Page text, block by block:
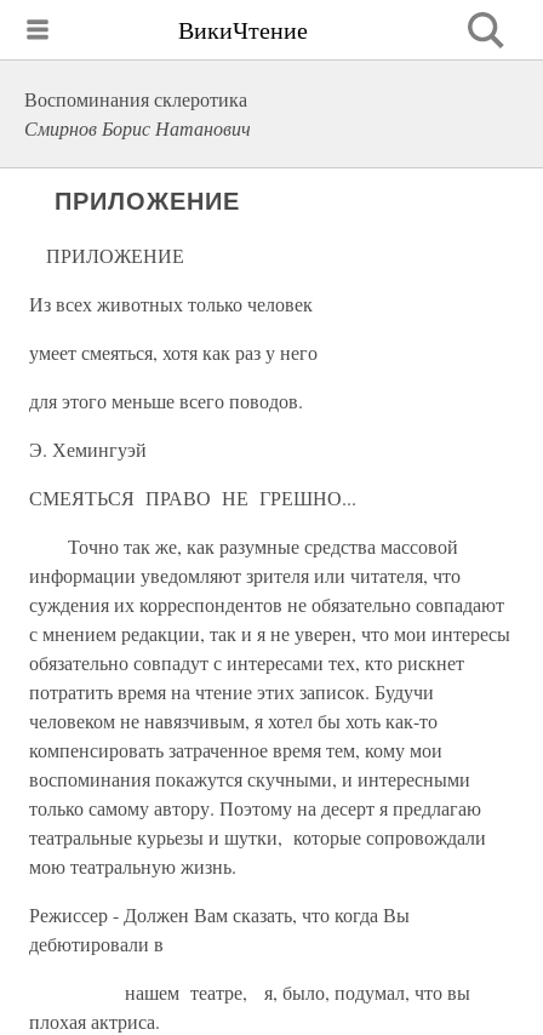
ВикиЧтение
Воспоминания склеротика
Смирнов Борис Натанович
ПРИЛОЖЕНИЕ
ПРИЛОЖЕНИЕ
Из всех животных только человек
умеет смеяться, хотя как раз у него
для этого меньше всего поводов.
Э. Хемингуэй
СМЕЯТЬСЯ ПРАВО НЕ ГРЕШНО...
Точно так же, как разумные средства массовой
информации уведомляют зрителя или читателя, что
суждения их корреспондентов не обязательно совпадают
с мнением редакции, так и я не уверен, что мои интересы
обязательно совпадут с интересами тех, кто рискнет
потратить время на чтение этих записок. Будучи
человеком не навязчивым, я хотел бы хоть как-то
компенсировать затраченное время тем, кому мои
воспоминания покажутся скучными, и интересными
только самому автору. Поэтому на десерт я предлагаю
театральные курьезы и шутки, которые сопровождали
мою театральную жизнь.
Режиссер - Должен Вам сказать, что когда Вы
дебютировали в
нашем театре, я, было, подумал, что вы
плохая актриса.